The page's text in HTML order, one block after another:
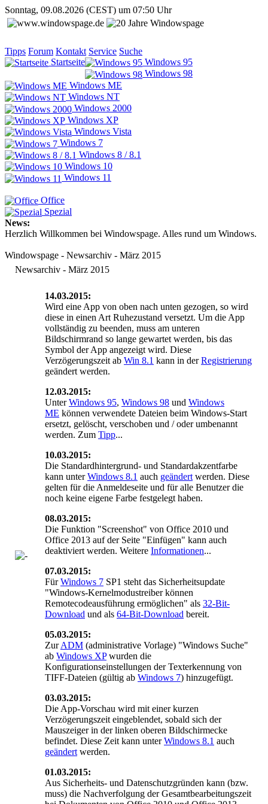
Sonntag, 09.08.2026 (CEST) um 07:50 Uhr
Tipps Forum Kontakt Service Suche
Startseite
Windows 95
Windows 98
Windows ME
Windows NT
Windows 2000
Windows XP
Windows Vista
Windows 7
Windows 8 / 8.1
Windows 10
Windows 11
Office
Spezial
News:
Herzlich Willkommen bei Windowspage. Alles rund um Windows.
Windowspage - Newsarchiv - März 2015
Newsarchiv - März 2015
14.03.2015:
Wird eine App von oben nach unten gezogen, so wird
diese in einen Art Ruhezustand versetzt. Um die App
vollständig zu beenden, muss am unteren
Bildschirmrand so lange gewartet werden, bis das
Symbol der App angezeigt wird. Diese
Verzögerungszeit ab Win 8.1 kann in derRegistrierung
geändert werden.
12.03.2015:
UnterWindows 95, Windows 98 und Windows
ME können verwendete Dateien beim Windows-Start
ersetzt, gelöscht, verschoben und / oder umbenannt
werden. Zum Tipp...
10.03.2015:
Die Standardhintergrund- und Standardakzentfarbe
kann unterWindows 8.1 auch geändert werden. Diese
gelten für die Anmeldeseite und für alle Benutzer die
noch keine eigene Farbe festgelegt haben.
08.03.2015:
Die Funktion "Screenshot" von Office 2010 und
Office 2013 auf der Seite "Einfügen" kann auch
deaktiviert werden. Weitere Informationen...
07.03.2015:
FürWindows 7 SP1 steht das Sicherheitsupdate
"Windows-Kernelmodustreiber können
Remotecodeausführung ermöglichen" als 32-Bit-
Download und als 64-Bit-Download bereit.
05.03.2015:
ZurADM (administrative Vorlage) "Windows Suche"
ab Windows XPwurden die
Konfigurationseinstellungen der Texterkennung von
TIFF-Dateien (gültig ab Windows 7) hinzugefügt.
03.03.2015:
Die App-Vorschau wird mit einer kurzen
Verzögerungszeit eingeblendet, sobald sich der
Mauszeiger in der linken oberen Bildschirmecke
befindet. Diese Zeit kann unterWindows 8.1 auch
geändert werden.
01.03.2015:
Aus Sicherheits- und Datenschutzgründen kann (bzw.
muss) die Nachverfolgung der Gesamtbearbeitungszeit